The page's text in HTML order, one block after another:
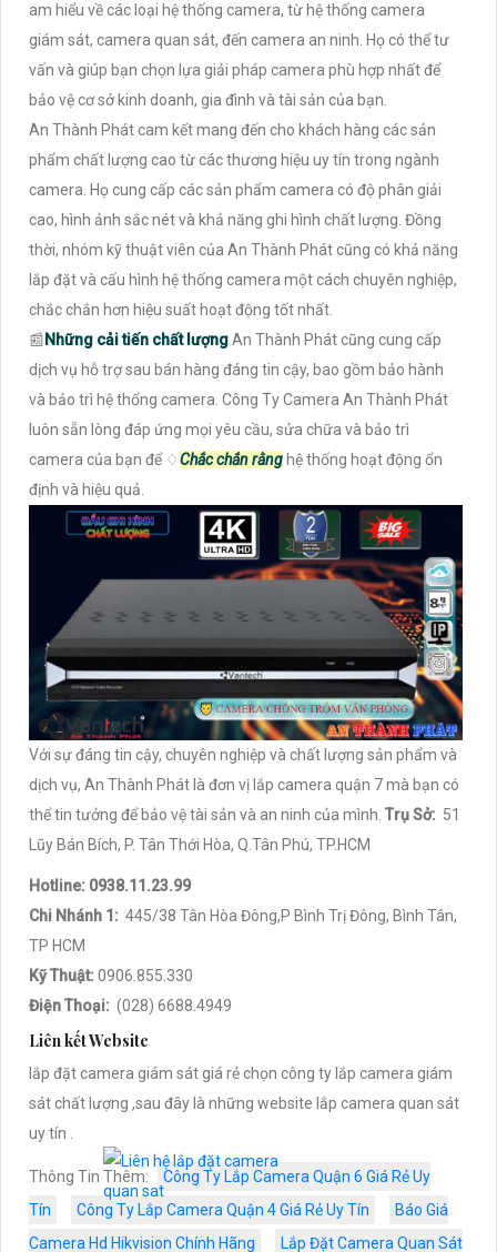
am hiểu về các loại hệ thống camera, từ hệ thống camera
giám sát, camera quan sát, đến camera an ninh. Họ có thể tư
vấn và giúp bạn chọn lựa giải pháp camera phù hợp nhất để
bảo vệ cơ sở kinh doanh, gia đình và tài sản của bạn.
An Thành Phát cam kết mang đến cho khách hàng các sản
phẩm chất lượng cao từ các thương hiệu uy tín trong ngành
camera. Họ cung cấp các sản phẩm camera có độ phân giải
cao, hình ảnh sắc nét và khả năng ghi hình chất lượng. Đồng
thời, nhóm kỹ thuật viên của An Thành Phát cũng có khả năng
lắp đặt và cấu hình hệ thống camera một cách chuyên nghiệp,
chắc chắn hơn hiệu suất hoạt động tốt nhất.
📰 Những cải tiến chất lượngAn Thành Phát cũng cung cấp
dịch vụ hỗ trợ sau bán hàng đáng tin cậy, bao gồm bảo hành
và bảo trì hệ thống camera. Công Ty Camera An Thành Phát
luôn sẵn lòng đáp ứng mọi yêu cầu, sửa chữa và bảo trì
camera của bạn để ♢Chắc chắn rằng hệ thống hoạt động ổn
định và hiệu quả.
Với sự đáng tin cậy, chuyên nghiệp và chất lượng sản phẩm và
dịch vụ, An Thành Phát là đơn vị lắp camera quận 7 mà bạn có
thể tin tưởng để bảo vệ tài sản và an ninh của mình. Trụ Sở: 51
Lũy Bán Bích, P. Tân Thới Hòa, Q.Tân Phú, TP.HCM
Hotline: 0938.11.23.99
Chi Nhánh 1: 445/38 Tân Hòa Đông,P Bình Trị Đông, Bình Tân,
TP HCM
Kỹ Thuật: 0906.855.330
Điện Thoại: (028) 6688.4949
Liên kết Website
lắp đặt camera giám sát giá rẻ chọn công ty lắp camera giám
sát chất lượng ,sau đây là những website lắp camera quan sát
uy tín .
Thông Tin Thêm:
Công Ty Lắp Camera Quận 6 Giá Rẻ Uy
Tín
Công Ty Lắp Camera Quận 4 Giá Rẻ Uy Tín
Báo Giá
Camera Hd Hikvision Chính Hãng
Lắp Đặt Camera Quan Sát